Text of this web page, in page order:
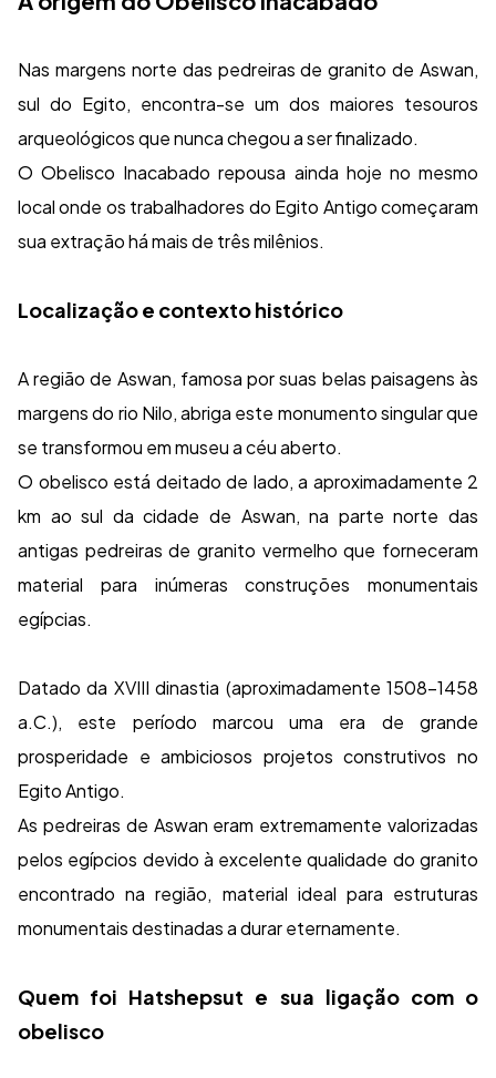
Nas margens norte das pedreiras de granito de Aswan,
sul do Egito, encontra-se um dos maiores tesouros
arqueológicos que nunca chegou a ser finalizado.
O Obelisco Inacabado repousa ainda hoje no mesmo
local onde os trabalhadores do Egito Antigo começaram
sua extração há mais de três milênios.
Localização e contexto histórico
A região de Aswan, famosa por suas belas paisagens às
margens do rio Nilo, abriga este monumento singular que
se transformou em museu a céu aberto.
O obelisco está deitado de lado, a aproximadamente 2
km ao sul da cidade de Aswan, na parte norte das
antigas pedreiras de granito vermelho que forneceram
material para inúmeras construções monumentais
egípcias.
Datado da XVIII dinastia (aproximadamente 1508-1458
a.C.), este período marcou uma era de grande
prosperidade e ambiciosos projetos construtivos no
Egito Antigo.
As pedreiras de Aswan eram extremamente valorizadas
pelos egípcios devido à excelente qualidade do granito
encontrado na região, material ideal para estruturas
monumentais destinadas a durar eternamente.
Quem foi Hatshepsut e sua ligação com o
obelisco